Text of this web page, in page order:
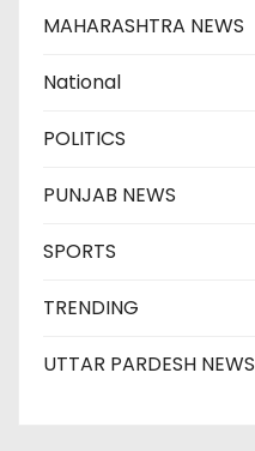
MAHARASHTRA NEWS
National
POLITICS
PUNJAB NEWS
SPORTS
TRENDING
UTTAR PARDESH NEWS